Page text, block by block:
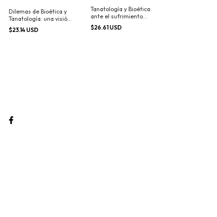
Dilemas de Bioética y
Tanatología: una visión
complementaria
$23.14 USD
Tanatología y Bioética:
ante el sufrimiento
humano
$26.61 USD